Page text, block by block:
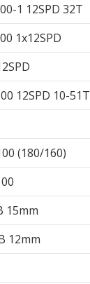
1 12SPD 32T
1x12SPD
12SPD 10-51T
(180/160)
15mm
12mm